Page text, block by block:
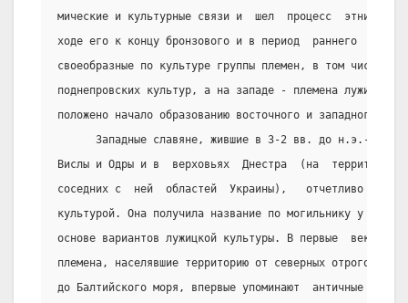
мические и культурные связи и  шел  процесс
ходе его к концу бронзового и в период  раннего
своеобразные по культуре группы племен, в том числе
поднепровских культур, а на западе - племена
положено начало образованию восточного и западного
Западные славяне, жившие в 3-2 вв. до н.э.-4-5
Вислы и Одры и в  верховьях  Днестра  (на  территории
соседних с  ней  областей  Украины),   отчетливо
культурой. Она получила название по могильнику у
основе вариантов лужицкой культуры. В первые  века
племена, населявшие территорию от северных отрогов
до Балтийского моря, впервые упоминают  античные